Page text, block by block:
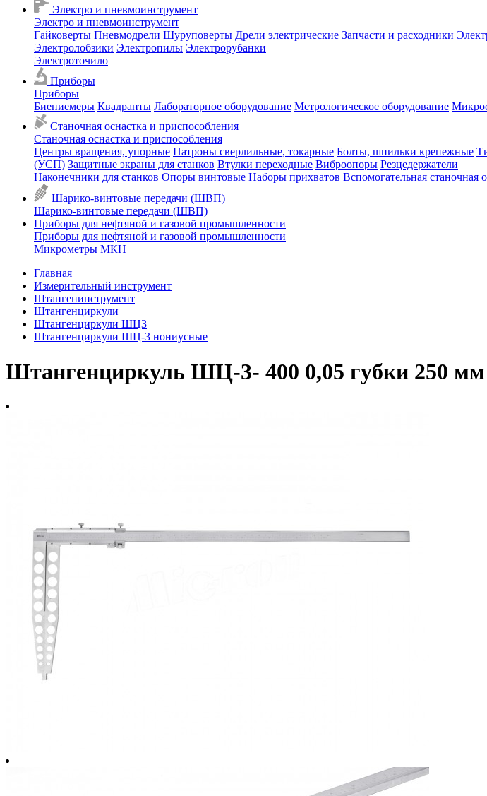
Электро и пневмоинструмент
Электро и пневмоинструмент
Гайковерты Пневмодрели Шуруповерты Дрели электрические Запчасти и расходники
Электролобзики Электропилы Электрорубанки
Электроточило
Приборы
Приборы
Биениемеры Квадранты Лабораторное оборудование Метрологическое оборудование
Станочная оснастка и приспособления
Станочная оснастка и приспособления
Центры вращения, упорные Патроны сверлильные, токарные Болты, шпильки крепежные
(УСП) Защитные экраны для станков Втулки переходные Виброопоры Резцедержатели
Наконечники для станков Опоры винтовые Наборы прихватов Вспомогательная станочная
Шарико-винтовые передачи (ШВП)
Шарико-винтовые передачи (ШВП)
Приборы для нефтяной и газовой промышленности
Приборы для нефтяной и газовой промышленности
Микрометры МКН
Главная
Измерительный инструмент
Штангенинструмент
Штангенциркули
Штангенциркули ШЦ3
Штангенциркули ШЦ-3 нониусные
Штангенциркуль ШЦ-3- 400 0,05 губки 250